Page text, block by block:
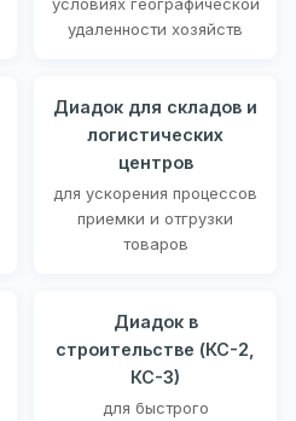
удаленности хозяйств
Диадок для складов и
логистических
центров
для ускорения процессов
приемки и отгрузки
товаров
Диадок в
строительстве (КС-2,
КС-3)
для быстрого